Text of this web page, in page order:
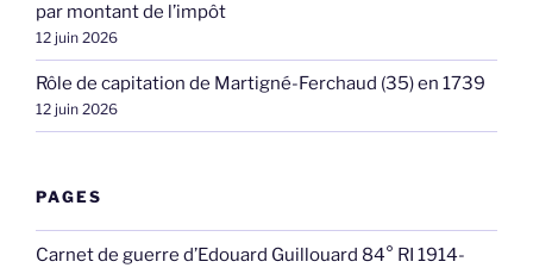
par montant de l’impôt
12 juin 2026
Rôle de capitation de Martigné-Ferchaud (35) en 1739
12 juin 2026
PAGES
Carnet de guerre d’Edouard Guillouard 84° RI 1914-